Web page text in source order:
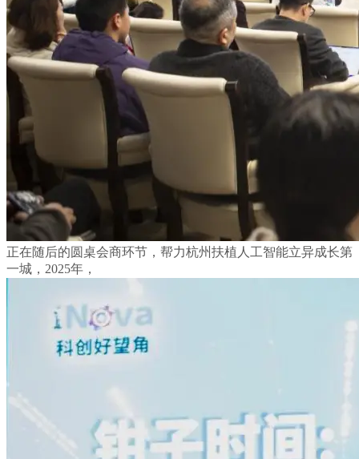
正在随后的圆桌会商环节，帮力杭州扶植人工智能立异成长第
一城，2025年，